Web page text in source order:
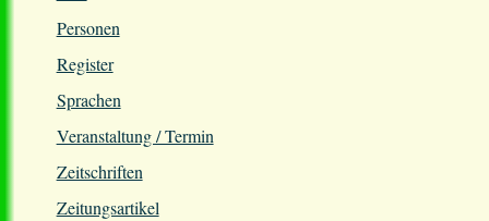
Personen
Register
Sprachen
Veranstaltung / Termin
Zeitschriften
Zeitungsartikel